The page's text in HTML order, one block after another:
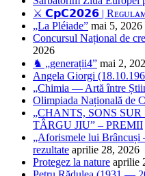
⚔️ 𝗖𝗽𝗖𝟮𝟬𝟮𝟲 |
„La Pléiade” mai 5, 2026
Concursul Național de
2026
♞ „generații4” mai 2,
Angela Giorgi
„Chimia — Artă între
Olimpiada Națională de
„CHANTS, SONS
TÂRGU JIU” – PREMII
„Aforismele lui Brâncuși
rezultate aprilie 28, 2026
Protegez la nature aprilie